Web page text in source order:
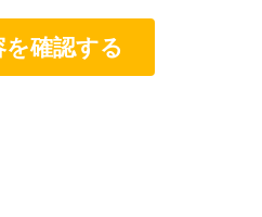
な方法で取得します。